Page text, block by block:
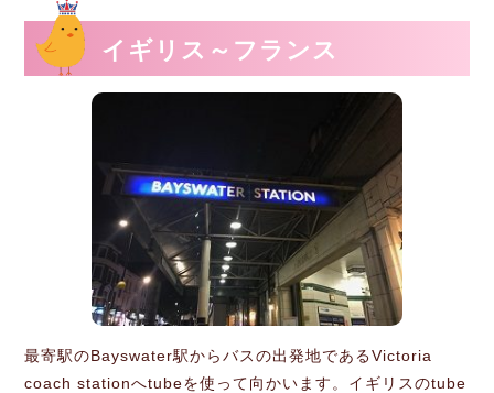
イギリス～フランス
最寄駅のBayswater駅からバスの出発地であるVictoria
coach stationへtubeを使って向かいます。イギリスのtube